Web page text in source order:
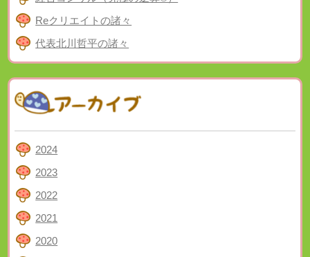
Reクリエイトの諸々
代表北川哲平の諸々
2024
2023
2022
2021
2020